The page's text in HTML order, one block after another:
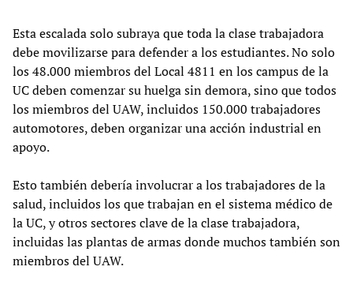
Esta escalada solo subraya que toda la clase trabajadora
debe movilizarse para defender a los estudiantes. No solo
los 48.000 miembros del Local 4811 en los campus de la
UC deben comenzar su huelga sin demora, sino que todos
los miembros del UAW, incluidos 150.000 trabajadores
automotores, deben organizar una acción industrial en
apoyo.
Esto también debería involucrar a los trabajadores de la
salud, incluidos los que trabajan en el sistema médico de
la UC, y otros sectores clave de la clase trabajadora,
incluidas las plantas de armas donde muchos también son
miembros del UAW.